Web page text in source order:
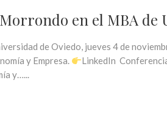
en el MBA de
de Oviedo, jueves 4 de
y Empresa.
LinkedIn
y…...